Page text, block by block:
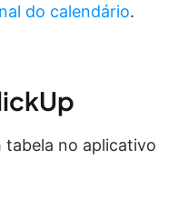
do calendário.
tabela no aplicativo